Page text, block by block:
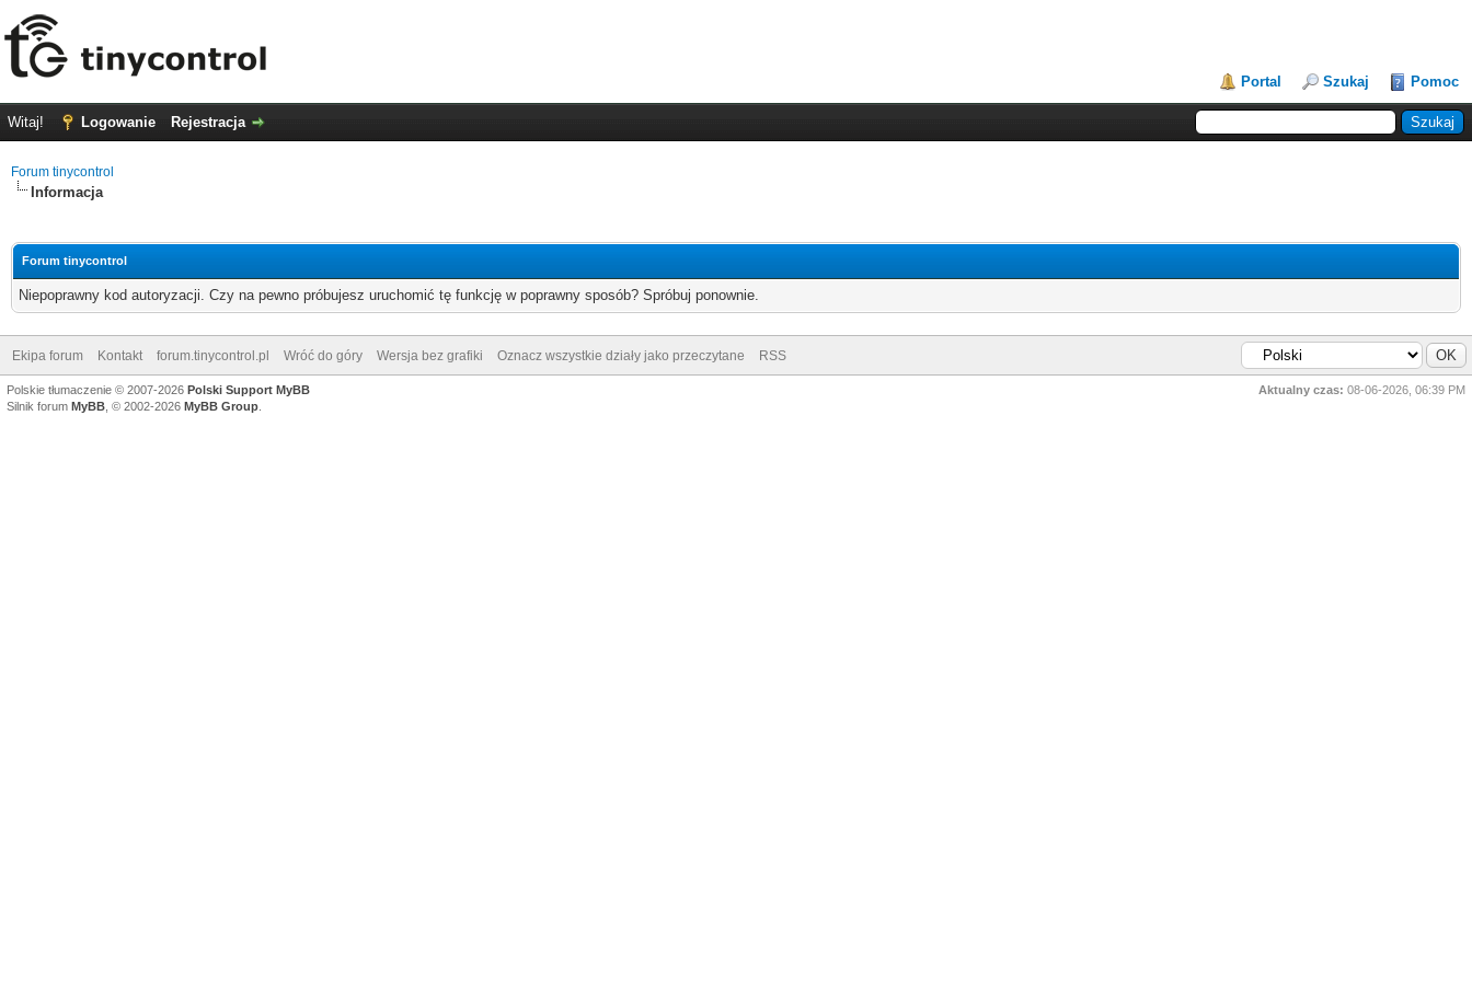
Portal Szukaj Pomoc
Witaj! Logowanie Rejestracja
Forum tinycontrol
Informacja
Forum tinycontrol
Niepoprawny kod autoryzacji. Czy na pewno próbujesz uruchomić tę funkcję w poprawny sposób? Spróbuj ponownie.
Ekipa forum Kontakt forum.tinycontrol.pl Wróć do góry Wersja bez grafiki Oznacz wszystkie działy jako przeczytane RSS
Aktualny czas: 08-06-2026, 06:39 PM
Polskie tłumaczenie © 2007-2026 Polski Support MyBB
Silnik forum MyBB , © 2002-2026 MyBB Group